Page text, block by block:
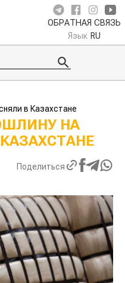
ОБРАТНАЯ СВЯЗЬ
Язык RU
в Казахстане
НА
Поделиться